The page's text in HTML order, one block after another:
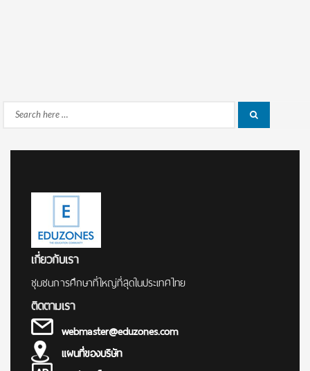
Search
เกี่ยวกับเรา
ชุมชนการศึกษาที่ใหญ่ที่สุดในประเทศไทย
ติดตามเรา
webmaster@eduzones.com
แผนที่ของบริษัท